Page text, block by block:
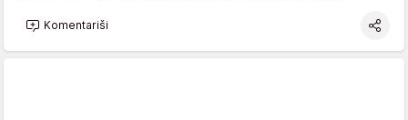
Komentariši